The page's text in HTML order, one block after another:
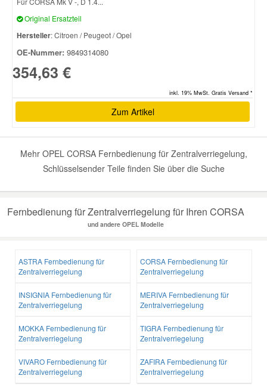
Original Ersatzteil
Hersteller: Citroen / Peugeot / Opel
OE-Nummer: 9849314080
354,63 €
inkl. 19% MwSt. Gratis Versand *
Zum Artikel
Mehr OPEL CORSA Fernbedienung für Zentralverriegelung,
Schlüsselsender Teile finden Sie über die Suche
Fernbedienung für Zentralverriegelung für Ihren CORSA
und andere OPEL Modelle
ASTRA Fernbedienung für
Zentralverriegelung
CORSA Fernbedienung für
Zentralverriegelung
INSIGNIA Fernbedienung für
Zentralverriegelung
MERIVA Fernbedienung für
Zentralverriegelung
MOKKA Fernbedienung für
Zentralverriegelung
TIGRA Fernbedienung für
Zentralverriegelung
VIVARO Fernbedienung für
Zentralverriegelung
ZAFIRA Fernbedienung für
Zentralverriegelung